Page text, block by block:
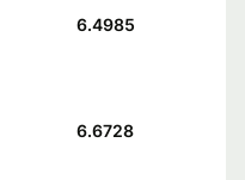
6.4985
6.6728